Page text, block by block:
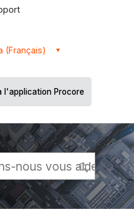
(Français)
l'application Procore